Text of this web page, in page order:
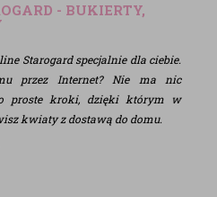
- BUKIERTY,
Starogard specjalnie dla ciebie.
przez Internet? Nie ma nic
proste kroki, dzięki którym w
kwiaty z dostawą do domu.